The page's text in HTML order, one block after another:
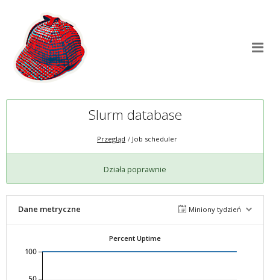
Slurm database
Przegląd Job scheduler
Działa poprawnie
Dane metryczne Miniony tydzień
Percent Uptime
100